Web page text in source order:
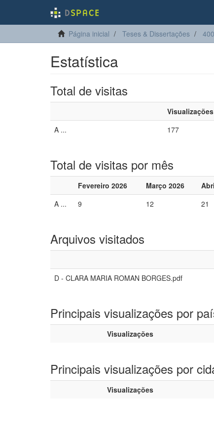
Página inicial Teses & Dissertações
Estatística
Total de visitas
Visualizações
A ...
177
Total de visitas por mês
Fevereiro 2026 Março 2026
A ...
9 12 21
Arquivos visitados
D - CLARA MARIA ROMAN BORGES.pdf
Principais visualizações por
Visualizações
Principais visualizações por
Visualizações